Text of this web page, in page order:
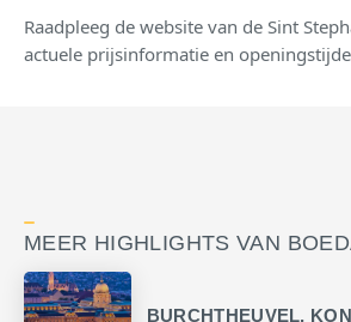
Raadpleeg de website van de Sint
actuele prijsinformatie en
MEER HIGHLIGHTS VAN
BURCHTHEUVEL,